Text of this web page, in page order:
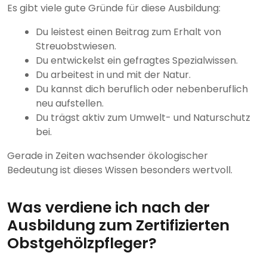
Es gibt viele gute Gründe für diese Ausbildung:
Du leistest einen Beitrag zum Erhalt von
Streuobstwiesen.
Du entwickelst ein gefragtes Spezialwissen.
Du arbeitest in und mit der Natur.
Du kannst dich beruflich oder nebenberuflich
neu aufstellen.
Du trägst aktiv zum Umwelt- und Naturschutz
bei.
Gerade in Zeiten wachsender ökologischer
Bedeutung ist dieses Wissen besonders wertvoll.
Was verdiene ich nach der
Ausbildung zum Zertifizierten
Obstgehölzpfleger?